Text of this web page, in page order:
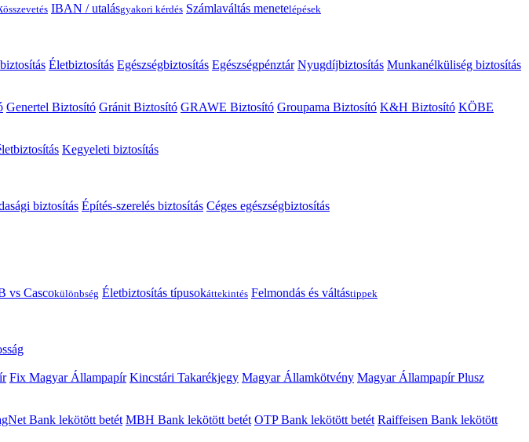
összevetés IBAN / utalásgyakori kérdés Számlaváltás menetelépések
Életbiztosítás Egészségbiztosítás Egészségpénztár Nyugdíjbiztosítás Munkanélküliség biztosítás
Genertel Biztosító Gránit Biztosító GRAWE Biztosító Groupama Biztosító K&H Biztosító KÖBE
Kegyeleti biztosítás
biztosítás Építés-szerelés biztosítás Céges egészségbiztosítás
vs Cascokülönbség Életbiztosítás típusokáttekintés Felmondás és váltástippek
Fix Magyar Állampapír Kincstári Takarékjegy Magyar Államkötvény Magyar Állampapír Plusz
Bank lekötött betét MBH Bank lekötött betét OTP Bank lekötött betét Raiffeisen Bank lekötött